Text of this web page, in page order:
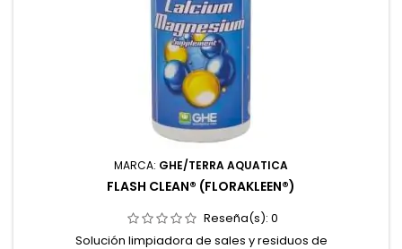
MARCA: GHE/TERRA AQUATICA
FLASH CLEAN® (FLORAKLEEN®)
Reseña(s): 0
Solución limpiadora de sales y residuos de